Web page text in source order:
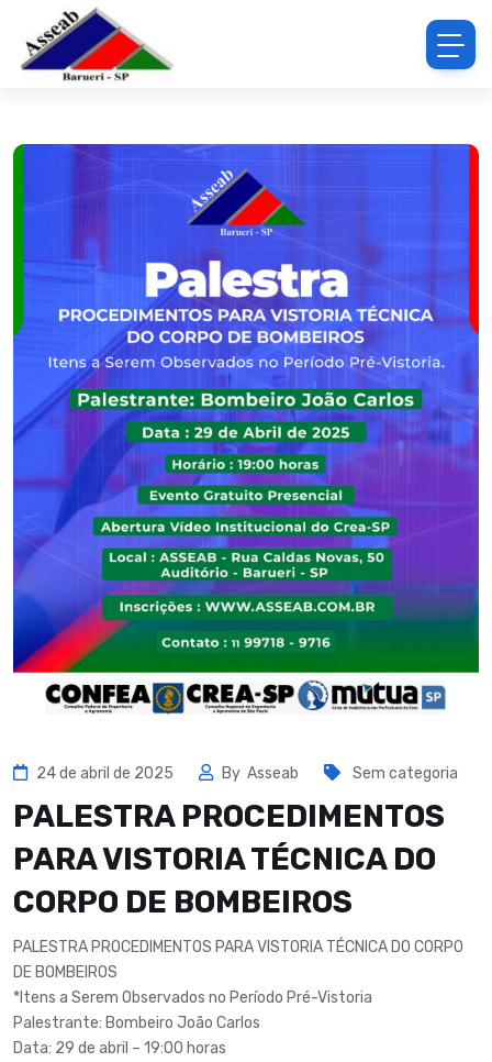
24 de abril de 2025 By Asseab Sem categoria
PALESTRA PROCEDIMENTOS
PARA VISTORIA TÉCNICA DO
CORPO DE BOMBEIROS
PALESTRA PROCEDIMENTOS PARA VISTORIA TÉCNICA DO CORPO
DE BOMBEIROS
*Itens a Serem Observados no Período Pré-Vistoria
Palestrante: Bombeiro João Carlos
Data: 29 de abril – 19:00 horas